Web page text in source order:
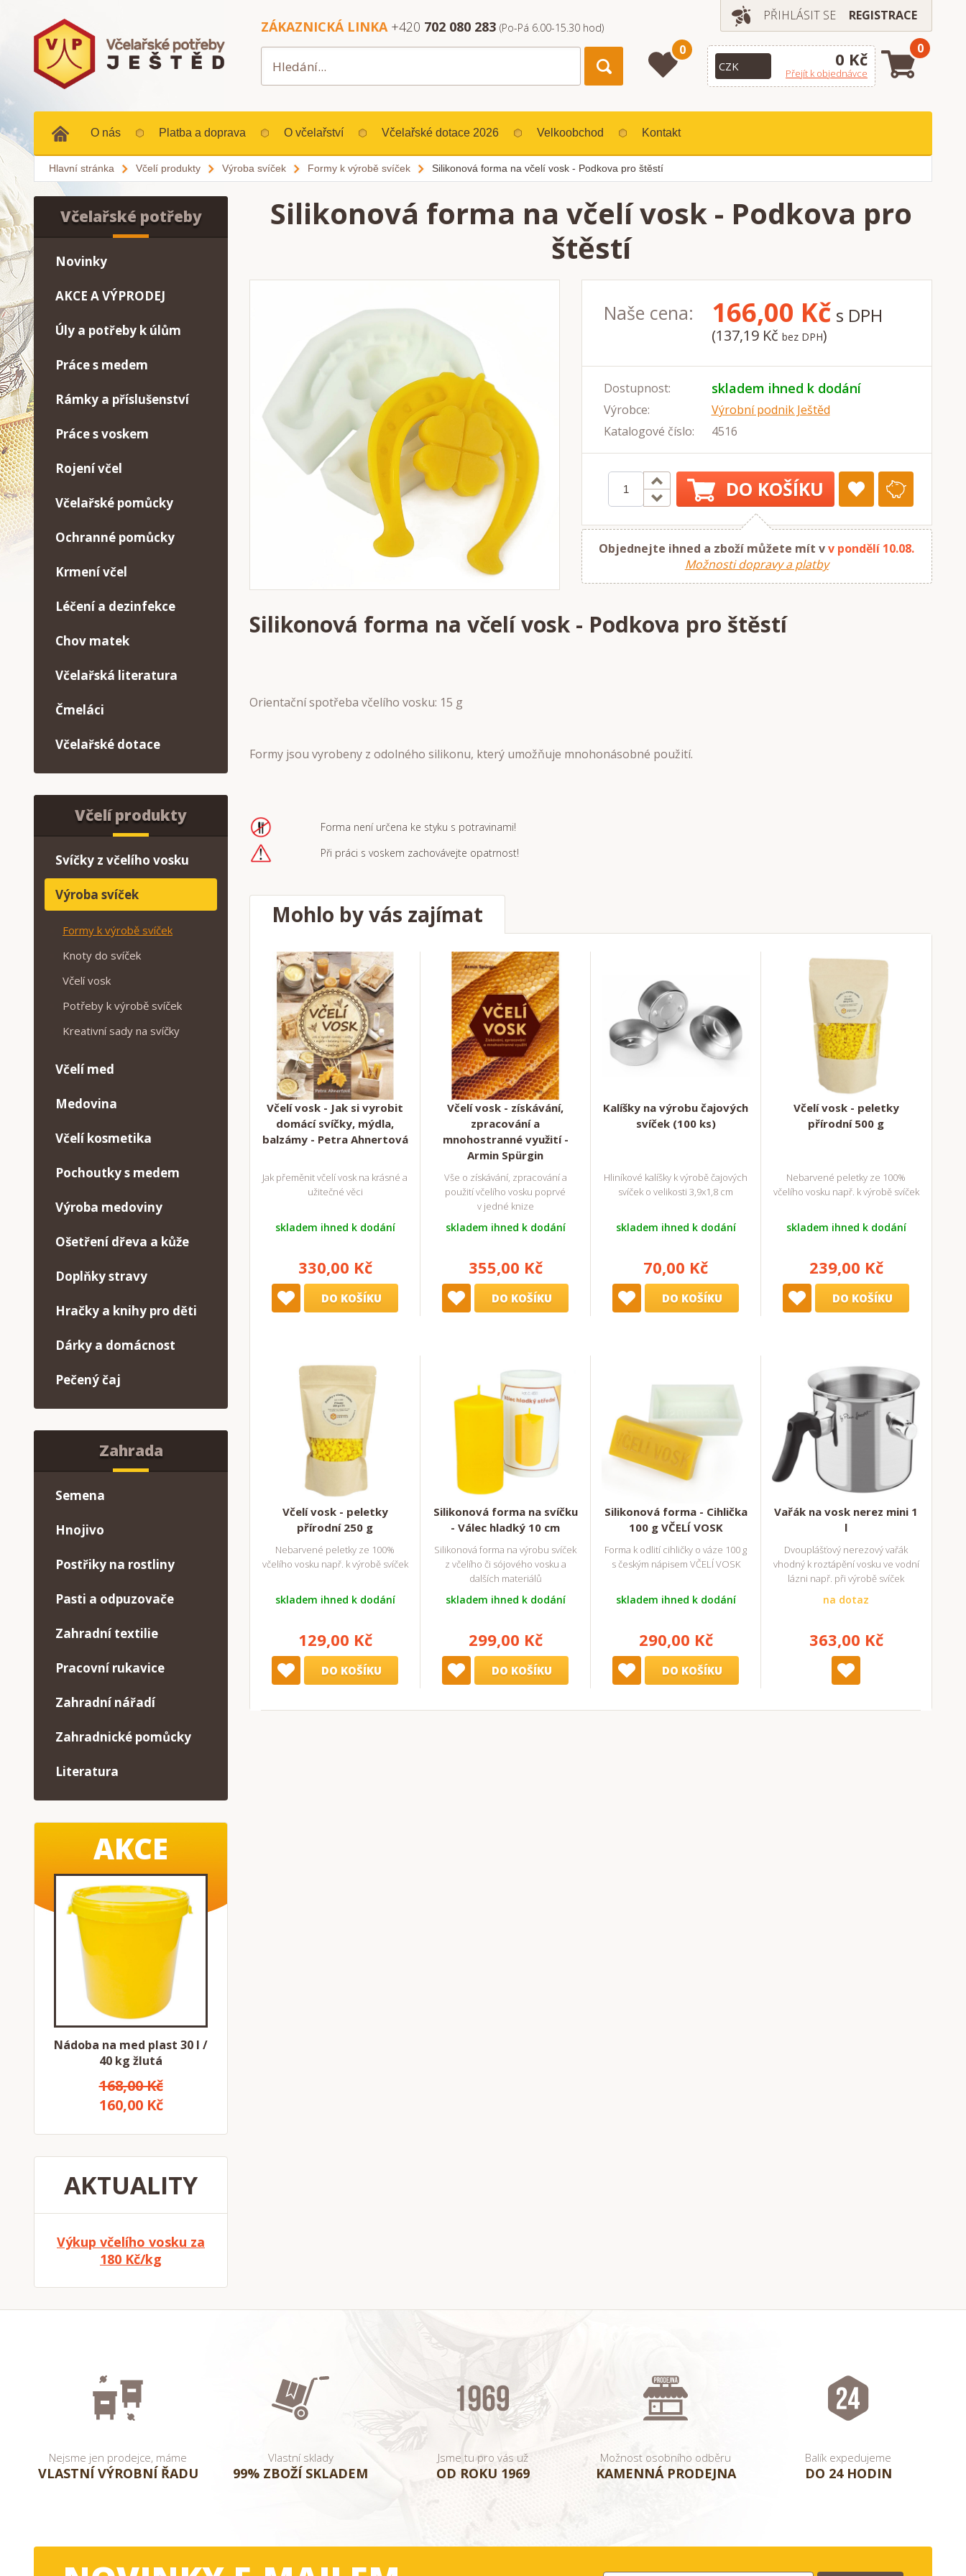
PŘIHLÁSIT SE REGISTRACE
ZÁKAZNICKÁ LINKA +420 702 080 283 (Po-Pá 6.00-15.30 hod)
0 0 Kč
Přejít k objednávce
0
O nás Platba a doprava O včelařství Včelařské dotace 2026 Velkoobchod Kontakt
Hlavní stránka Včelí produkty Výroba svíček Formy k výrobě svíček Silikonová forma na včelí vosk - Podkova pro štěstí
Silikonová forma na včelí vosk - Podkova pro
štěstí
Naše cena: 166,00 Kč s DPH
(137,19 Kč bez DPH)
Dostupnost: skladem ihned k dodání
Výrobce:
Výrobní podnik Ještěd
Katalogové číslo:
4516
DO KOŠÍKU
Objednejte ihned a zboží můžete mít vv pondělí 10.08.
Možnosti dopravy a platby
Silikonová forma na včelí vosk - Podkova pro štěstí
Orientační spotřeba včelího vosku: 15 g
Formy jsou vyrobeny z odolného silikonu, který umožňuje mnohonásobné použití.
Forma není určena ke styku s potravinami!
Při práci s voskem zachovávejte opatrnost!
Mohlo by vás zajímat
Včelí vosk - Jak si vyrobit
domácí svíčky, mýdla,
balzámy - Petra Ahnertová
Jak přeměnit včelí vosk na krásné a
užitečné věci
skladem ihned k dodání
330,00 Kč
DO KOŠÍKU
Včelí vosk - získávání,
zpracování a
mnohostranné využití -
Armin Spürgin
Vše o získávání, zpracování a
použití včelího vosku poprvé
v jedné knize
skladem ihned k dodání
355,00 Kč
DO KOŠÍKU
Kalíšky na výrobu čajových
svíček (100 ks)
Hliníkové kalíšky k výrobě čajových
svíček o velikosti 3,9x1,8 cm
skladem ihned k dodání
70,00 Kč
DO KOŠÍKU
Včelí vosk - peletky
přírodní 500 g
Nebarvené peletky ze 100%
včelího vosku např. k výrobě svíček
skladem ihned k dodání
239,00 Kč
DO KOŠÍKU
Včelí vosk - peletky
přírodní 250 g
Nebarvené peletky ze 100%
včelího vosku např. k výrobě svíček
skladem ihned k dodání
129,00 Kč
DO KOŠÍKU
Silikonová forma na svíčku
- Válec hladký 10 cm
Silikonová forma na výrobu svíček
z včelího či sójového vosku a
dalších materiálů
skladem ihned k dodání
299,00 Kč
DO KOŠÍKU
Silikonová forma - Cihlička
100 g VČELÍ VOSK
Forma k odlití cihličky o váze 100 g
s českým nápisem VČELÍ VOSK
skladem ihned k dodání
290,00 Kč
DO KOŠÍKU
Vařák na vosk nerez mini 1
l
Dvouplášťový nerezový vařák
vhodný k roztápění vosku ve vodní
lázni např. při výrobě svíček
na dotaz
363,00 Kč
Včelařské potřeby
Novinky
AKCE A VÝPRODEJ
Úly a potřeby k úlům
Práce s medem
Rámky a příslušenství
Práce s voskem
Rojení včel
Včelařské pomůcky
Ochranné pomůcky
Krmení včel
Léčení a dezinfekce
Chov matek
Včelařská literatura
Čmeláci
Včelařské dotace
Včelí produkty
Svíčky z včelího vosku
Výroba svíček
Formy k výrobě svíček
Knoty do svíček
Včelí vosk
Potřeby k výrobě svíček
Kreativní sady na svíčky
Včelí med
Medovina
Včelí kosmetika
Pochoutky s medem
Výroba medoviny
Ošetření dřeva a kůže
Doplňky stravy
Hračky a knihy pro děti
Dárky a domácnost
Pečený čaj
Zahrada
Semena
Hnojivo
Postřiky na rostliny
Pasti a odpuzovače
Zahradní textilie
Pracovní rukavice
Zahradní nářadí
Zahradnické pomůcky
Literatura
AKCE
Nádoba na med plast 30 l /
40 kg žlutá
168,00 Kč
160,00 Kč
AKTUALITY
Výkup včelího vosku za
180 Kč/kg
Nejsme jen prodejce, máme
VLASTNÍ VÝROBNÍ ŘADU
Vlastní sklady
99% ZBOŽÍ SKLADEM
Jsme tu pro vás už
OD ROKU 1969
Možnost osobního odběru
KAMENNÁ PRODEJNA
Balík expedujeme
DO 24 HODIN